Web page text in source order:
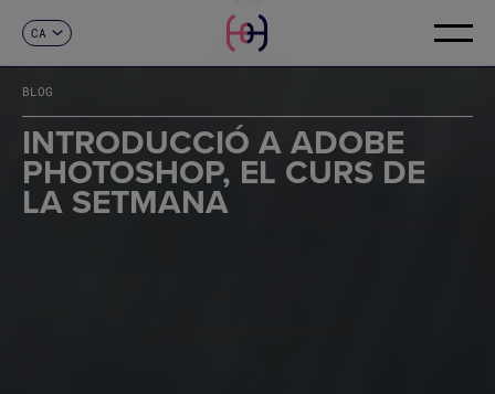
CA
FR
DE
IT
PT
CONTACTE
BLOG
INTRODUCCIÓ A ADOBE
PHOTOSHOP, EL CURS DE
LA SETMANA